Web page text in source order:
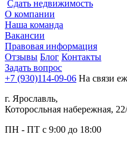
Сдать недвижимость
О компании
Наша команда
Вакансии
Правовая информация
Отзывы Блог Контакты
Задать вопрос
+7 (930)114-09-06 На связи
г. Ярославль,
Которосльная набережная,
ПН - ПТ с 9:00 до 18:00